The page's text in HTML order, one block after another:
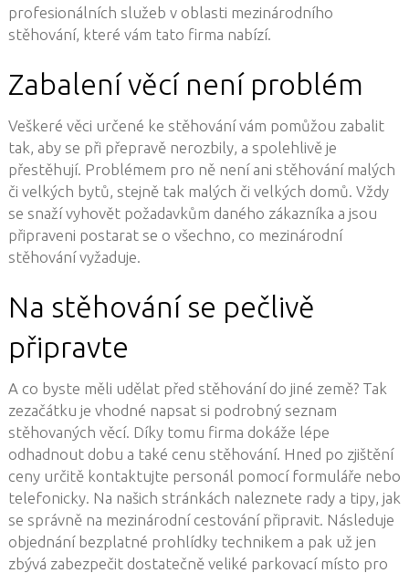
profesionálních služeb v oblasti mezinárodního
stěhování, které vám tato firma nabízí.
Zabalení věcí není problém
Veškeré věci určené ke stěhování vám pomůžou zabalit
tak, aby se při přepravě nerozbily, a spolehlivě je
přestěhují. Problémem pro ně není ani stěhování malých
či velkých bytů, stejně tak malých či velkých domů. Vždy
se snaží vyhovět požadavkům daného zákazníka a jsou
připraveni postarat se o všechno, co mezinárodní
stěhování vyžaduje.
Na stěhování se pečlivě
připravte
A co byste měli udělat před stěhování do jiné země? Tak
zezačátku je vhodné napsat si podrobný seznam
stěhovaných věcí. Díky tomu firma dokáže lépe
odhadnout dobu a také cenu stěhování. Hned po zjištění
ceny určitě kontaktujte personál pomocí formuláře nebo
telefonicky. Na našich stránkách naleznete rady a tipy, jak
se správně na mezinárodní cestování připravit. Následuje
objednání bezplatné prohlídky technikem a pak už jen
zbývá zabezpečit dostatečně veliké parkovací místo pro